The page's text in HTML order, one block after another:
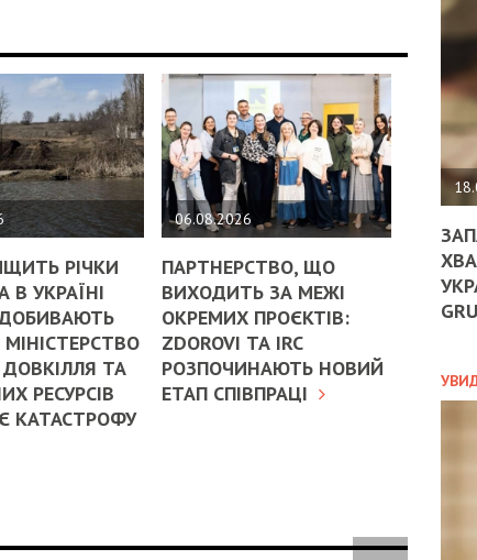
РІЧКИ
В УКРАЇНІ
ТА
РЕСУРСІВ
КАТАСТРОФУ
06.08.2026
ПАРТНЕРСТВО, ЩО
ВИХОДИТЬ ЗА МЕЖІ
ОКРЕМИХ ПРОЄКТІВ:
ZDOROVI ТА IRC
РОЗПОЧИНАЮТЬ НОВИЙ
ЕТАП СПІВПРАЦІ
ДО
ЄС
-